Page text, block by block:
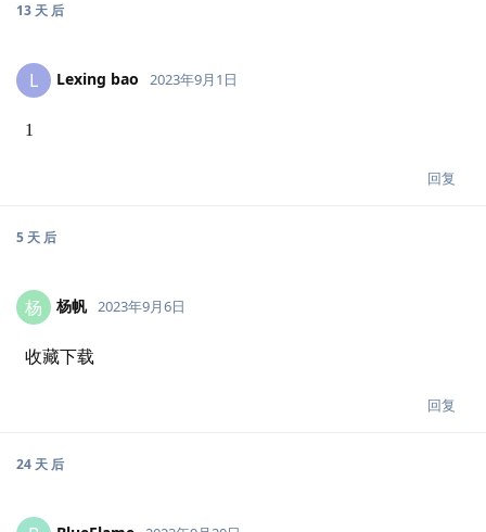
13 天 后
L Lexing bao 2023年9月1日
1
回复
5 天 后
杨 杨帆 2023年9月6日
收藏下载
回复
24 天 后